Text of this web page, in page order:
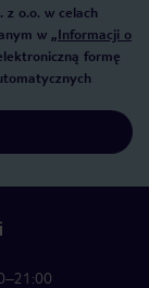
z o.o. w celach
w „Informacji o
formę